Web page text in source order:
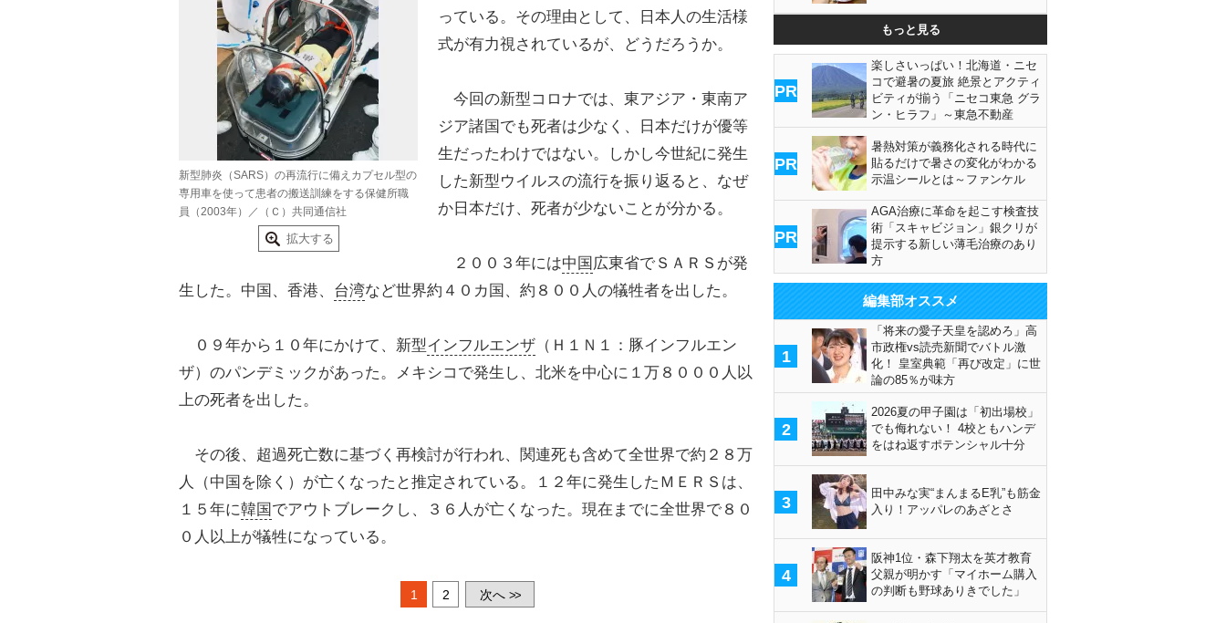
新型肺炎（SARS）の再流行に備えカプセル型の
専用車を使って患者の搬送訓練をする保健所職
員（2003年）／（Ｃ）共同通信社
拡大する
っている。その理由として、日本人の生活様
式が有力視されているが、どうだろうか。
今回の新型コロナでは、東アジア・東南ア
ジア諸国でも死者は少なく、日本だけが優等
生だったわけではない。しかし今世紀に発生
した新型ウイルスの流行を振り返ると、なぜ
か日本だけ、死者が少ないことが分かる。
２００３年には中国 広東省でＳＡＲＳが発
生した。中国、香港、 台湾など世界約４０カ国、約８００人の犠牲者を出した。
０９年から１０年にかけて、新型インフルエンザ （Ｈ１Ｎ１：豚インフルエン
ザ）のパンデミックがあった。メキシコで発生し、北米を中心に１万８０００人以
上の死者を出した。
その後、超過死亡数に基づく再検討が行われ、関連死も含めて全世界で約２８万
人（中国を除く）が亡くなったと推定されている。１２年に発生したＭＥＲＳは、
１５年に韓国 でアウトブレークし、３６人が亡くなった。現在までに全世界で８０
０人以上が犠牲になっている。
1 2 次へ >>
もっと見る
PR
楽しさいっぱい！北海道・ニセ
コで避暑の夏旅 絶景とアクティ
ビティが揃う「ニセコ東急 グラ
ン・ヒラフ」～東急不動産
PR
暑熱対策が義務化される時代に
貼るだけで暑さの変化がわかる
示温シールとは～ファンケル
PR
AGA治療に革命を起こす検査技
術「スキャビジョン」銀クリが
提示する新しい薄毛治療のあり
方
編集部オススメ
1
「将来の愛子天皇を認めろ」高
市政権vs読売新聞でバトル激
化！ 皇室典範「再び改定」に世
論の85％が味方
2
2026夏の甲子園は「初出場校」
でも侮れない！ 4校ともハンデ
をはね返すポテンシャル十分
3
田中みな実“まんまるE乳”も筋金
入り！アッパレのあざとさ
4
阪神1位・森下翔太を英才教育
父親が明かす「マイホーム購入
の判断も野球ありきでした」